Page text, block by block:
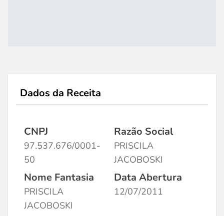
Dados da Receita
CNPJ
97.537.676/0001-
50
Razão Social
PRISCILA
JACOBOSKI
Nome Fantasia
PRISCILA
JACOBOSKI
Data Abertura
12/07/2011